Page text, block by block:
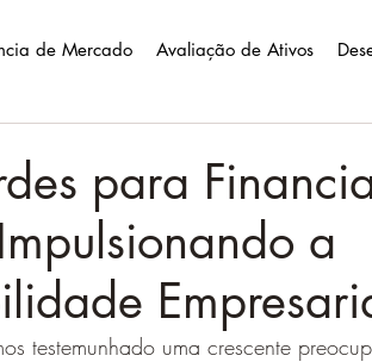
de Mercado Avaliação de Ativos
para
a
testemunhado uma crescente